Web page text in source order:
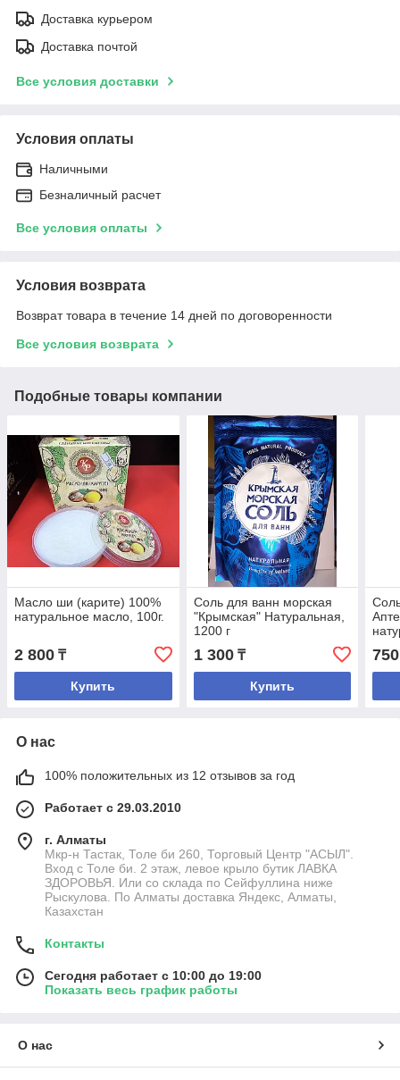
Доставка курьером
Доставка почтой
Все условия доставки
Условия оплаты
Наличными
Безналичный расчет
Все условия оплаты
Условия возврата
Возврат товара в течение 14 дней по договоренности
Все условия возврата
Подобные товары компании
Масло ши (карите) 100%
натуральное масло, 100г.
2 800 ₸
Купить
Соль для ванн морская
"Крымская" Натуральная,
1200 г
1 300₸
Купить
750
О нас
100% положительных из 12 отзывов за год
Работает с 29.03.2010
г. Алматы
Мкр-н Тастак, Толе би 260, Торговый Центр "АСЫЛ".
Вход с Толе би. 2 этаж, левое крыло бутик ЛАВКА
ЗДОРОВЬЯ. Или со склада по Сейфуллина ниже
Рыскулова. По Алматы доставка Яндекс, Алматы,
Казахстан
Контакты
Сегодня работает с 10:00 до 19:00
Показать весь график работы
О нас